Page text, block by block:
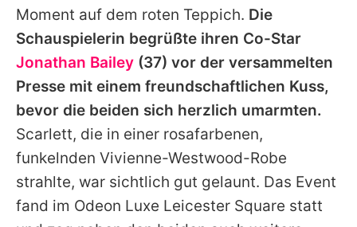
App runterladen
Team
Redaktionelle Richtlinien
Impressum
Datenschutzerklärung
Nutzungsbedingungen
Moment auf dem roten Teppich. Die
Schauspielerin begrüßte ihren Co-Star
Jonathan Bailey (37) vor der versammelten
Presse mit einem freundschaftlichen Kuss,
bevor die beiden sich herzlich umarmten.
Scarlett, die in einer rosafarbenen,
funkelnden Vivienne-Westwood-Robe
strahlte, war sichtlich gut gelaunt. Das Event
fand im Odeon Luxe Leicester Square statt